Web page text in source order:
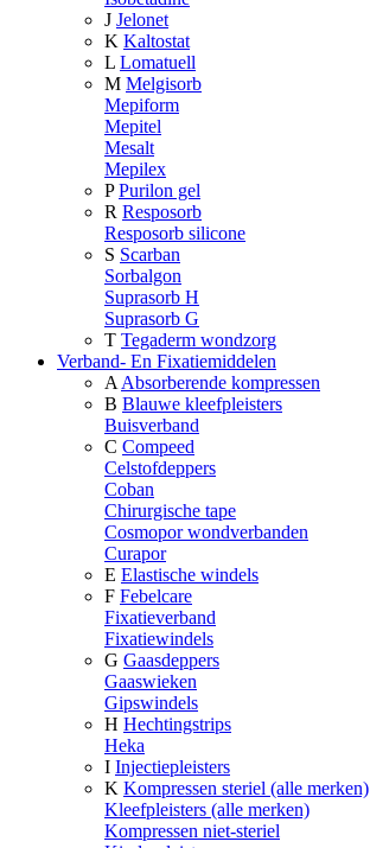
J Jelonet
K Kaltostat
L Lomatuell
M Melgisorb
Mepiform
Mepitel
Mesalt
Mepilex
P Purilon gel
R Resposorb
Resposorb silicone
S Scarban
Sorbalgon
Suprasorb H
Suprasorb G
T Tegaderm wondzorg
Verband- En Fixatiemiddelen
A Absorberende kompressen
B Blauwe kleefpleisters
Buisverband
C Compeed
Celstofdeppers
Coban
Chirurgische tape
Cosmopor wondverbanden
Curapor
E Elastische windels
F Febelcare
Fixatieverband
Fixatiewindels
G Gaasdeppers
Gaaswieken
Gipswindels
H Hechtingstrips
Heka
I Injectiepleisters
K Kompressen steriel (alle merken)
Kleefpleisters (alle merken)
Kompressen niet-steriel